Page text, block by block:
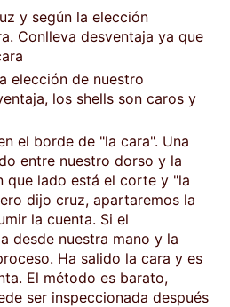
y según la elección
Conlleva desventaja ya que
elección de nuestro
los shells son caros y
el borde de "la cara". Una
entre nuestro dorso y la
que lado está el corte y "la
dijo cruz, apartaremos la
la cuenta. Si el
desde nuestra mano y la
Ha salido la cara y es
El método es barato,
ser inspeccionada después